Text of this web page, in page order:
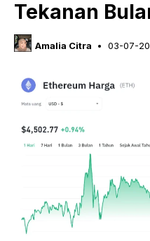
Tekanan
Amalia Citra 03-07-